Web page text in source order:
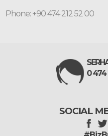
Phone: +90 474 212 52 00
0 474
SOCIAL